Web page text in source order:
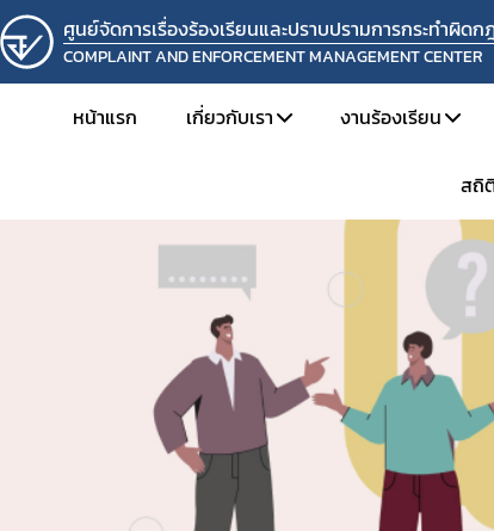
ศูนย์จัดการเรื่องร้องเรียนและปราบปรามการกระทำผิ
COMPLAINT AND ENFORCEMENT MANAGEMENT CENTER
หน้าแรก เกี่ยวกับเรา
แนะนำหน่วยงาน
ความเป็นมาและหน้าที่ความรับผิดชอบ
วิสัยทัศน์และค่านิยม
ติดต่อเรา
งานร้องเรียน
แจ้งเรื่องร้องเ
คู่มือการร้องเ
ช่องทางการร้อง
ขั้นตอนการร้อง
แบบฟอร์มที่เกี่ย
ติดตามสถานะเ
แจ้งแนวทางป
สถิ